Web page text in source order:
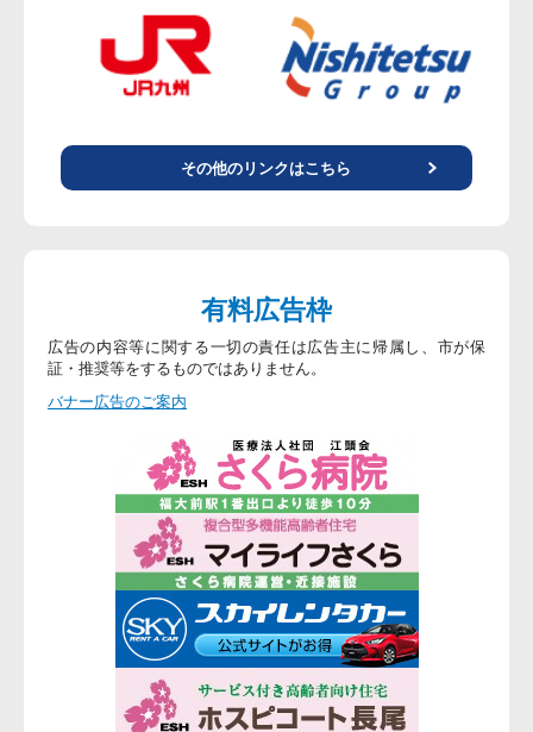
その他のリンクはこちら
有料広告枠
広告の内容等に関する一切の責任は広告主に帰属し、市が保
証・推奨等をするものではありません。
バナー広告のご案内